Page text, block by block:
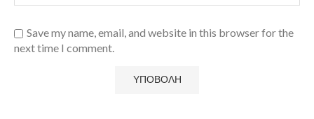
Save my name, email, and website in this browser for the
next time I comment.